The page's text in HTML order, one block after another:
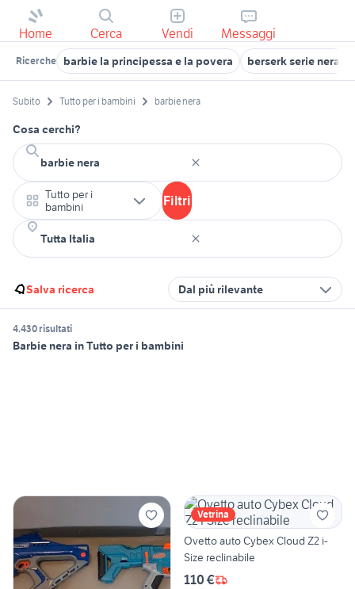
Home Cerca Vendi Messaggi
Ricerche barbie la principessa e la povera berserk serie nera
Subito Tutto per i bambini barbie nera
Cosa cerchi?
Tutto per i
bambini
Filtri
Salva ricerca Dal più rilevante
4.430 risultati
Barbie nera in Tutto per i bambini
Vetrina
Ovetto auto Cybex Cloud Z2 i-
Size reclinabile
110 €